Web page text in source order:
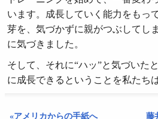
います。成長していく能力をもっ
芽を、気づかずに親がつぶしてし
に気づきました。
そして、それに“ハッ”と気づいた
に成長できるということを私たち
«アメリカからの手紙へ 藤